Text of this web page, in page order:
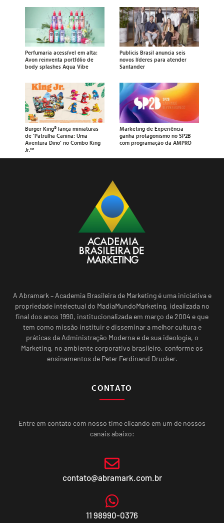
Perfumaria acessível em alta:
Avon reinventa portfólio de
body splashes Aqua Vibe
Publicis Brasil anuncia seis
novos líderes para atender
Santander
Burger King® lança miniaturas
de ‘Patrulha Canina: Uma
Aventura Dino’ no Combo King
Jr.™
Marketing de Experiência
ganha protagonismo no SP2B
com programação da AMPRO
A Abramark – Academia Brasileira de Marketing é uma iniciativa e
propriedade intelectual do MadiaMundoMarketing, idealizada no
final dos anos 1990, institucionalizada em março de 2004 e que
tem como missão instituir e disseminar a melhor cultura e
práticas da Administração Moderna e de sua ideologia, o
Marketing, no ambiente corporativo brasileiro, conforme os
ensinamentos de Peter Ferdinand Drucker.
CONTATO
Entre em contato com nosso time clicando em um de nossos
canais abaixo:
contato@abramark.com.br
11 98990-0376